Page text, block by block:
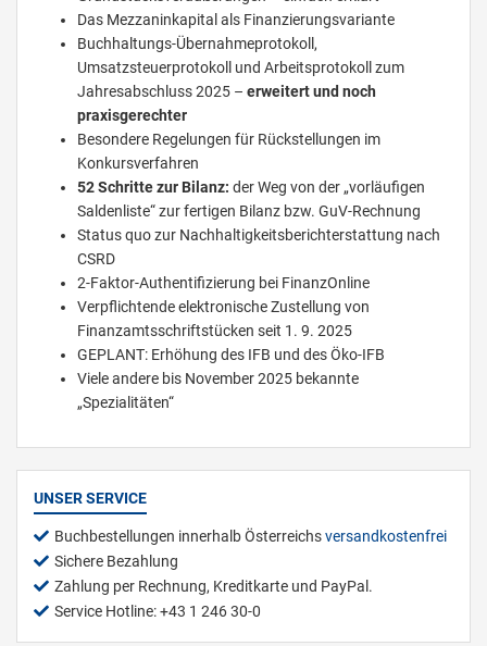
Das Mezzaninkapital als Finanzierungsvariante
Buchhaltungs-Übernahmeprotokoll,
Umsatzsteuerprotokoll und Arbeitsprotokoll zum
Jahresabschluss 2025 – erweitert und noch
praxisgerechter
Besondere Regelungen für Rückstellungen im
Konkursverfahren
52 Schritte zur Bilanz: der Weg von der „vorläufigen
Saldenliste“ zur fertigen Bilanz bzw. GuV-Rechnung
Status quo zur Nachhaltigkeitsberichterstattung nach
CSRD
2-Faktor-Authentifizierung bei FinanzOnline
Verpflichtende elektronische Zustellung von
Finanzamtsschriftstücken seit 1. 9. 2025
GEPLANT: Erhöhung des IFB und des Öko-IFB
Viele andere bis November 2025 bekannte
„Spezialitäten“
UNSER SERVICE
Buchbestellungen innerhalb Österreichsversandkostenfrei
Sichere Bezahlung
Zahlung per Rechnung, Kreditkarte und PayPal.
Service Hotline: +43 1 246 30-0